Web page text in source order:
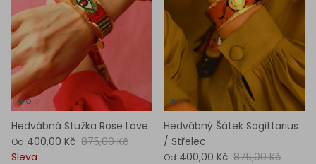
Hedvábná Stužka Rose Love
Od 400,00 Kč 875,00 Kč
Sleva
Hedvábný Šátek Sagittarius
/ Střelec
Od 400,00 Kč 875,00 Kč